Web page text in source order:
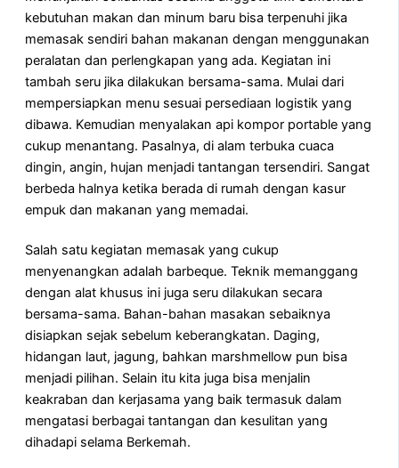
kebutuhan makan dan minum baru bisa terpenuhi jika
memasak sendiri bahan makanan dengan menggunakan
peralatan dan perlengkapan yang ada. Kegiatan ini
tambah seru jika dilakukan bersama-sama. Mulai dari
mempersiapkan menu sesuai persediaan logistik yang
dibawa. Kemudian menyalakan api kompor portable yang
cukup menantang. Pasalnya, di alam terbuka cuaca
dingin, angin, hujan menjadi tantangan tersendiri. Sangat
berbeda halnya ketika berada di rumah dengan kasur
empuk dan makanan yang memadai.
Salah satu kegiatan memasak yang cukup
menyenangkan adalah barbeque. Teknik memanggang
dengan alat khusus ini juga seru dilakukan secara
bersama-sama. Bahan-bahan masakan sebaiknya
disiapkan sejak sebelum keberangkatan. Daging,
hidangan laut, jagung, bahkan marshmellow pun bisa
menjadi pilihan. Selain itu kita juga bisa menjalin
keakraban dan kerjasama yang baik termasuk dalam
mengatasi berbagai tantangan dan kesulitan yang
dihadapi selama Berkemah.